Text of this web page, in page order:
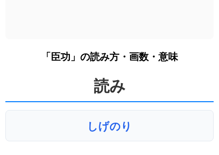
「臣功」の読み方・画数・意味
読み
しげのり